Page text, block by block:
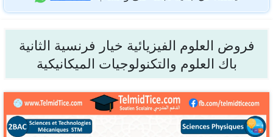
فروض العلوم الفيزيائية خيار فرنسية الثانية
باك العلوم والتكنولوجيات الميكانيكية